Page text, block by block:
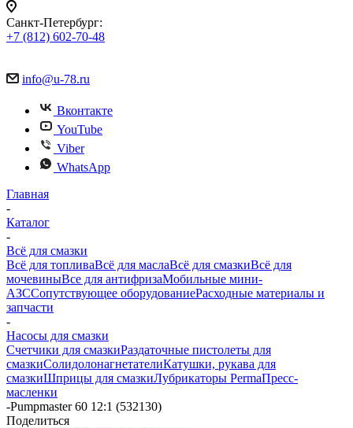
Санкт-Петербург:
+7 (812) 602-70-48
info@u-78.ru
Вконтакте
YouTube
Viber
WhatsApp
Главная
-
Каталог
-
Всё для смазки
Всё для топливаВсё для маслаВсё для смазкиВсё для
мочевиныВсе для антифризаМобильные мини-
АЗССопутствующее оборудованиеРасходные материалы и
запчасти
-
Насосы для смазки
Счетчики для смазкиРаздаточные пистолеты для
смазкиСолидолонагнетателиКатушки, рукава для
смазкиШприцы для смазкиЛубрикаторы PermaПресс-
масленки
-Pumpmaster 60 12:1 (532130)
Поделиться